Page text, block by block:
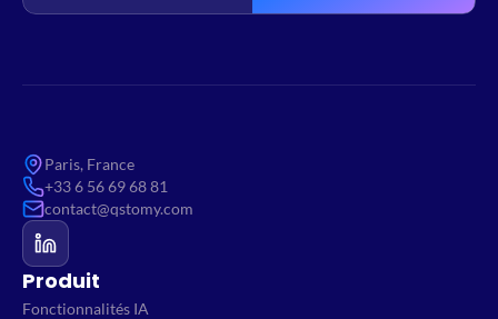
Paris, France
+33 6 56 69 68 81
contact@qstomy.com
Produit
Fonctionnalités IA